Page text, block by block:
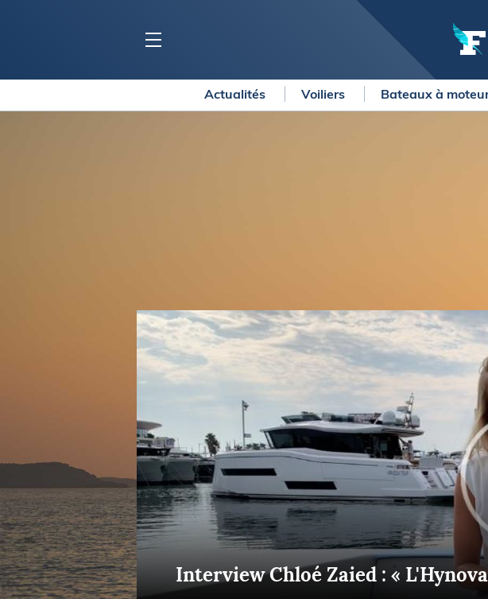
Voiliers
Bateaux à moteur
Equipements
Salons
Yachting
Transat Café l'Or
America's Cup
LOISIRS
Pêche en mer
Plongée
Glisse
Actualités Voiliers Bateaux à
Interview Chloé Zaied : «